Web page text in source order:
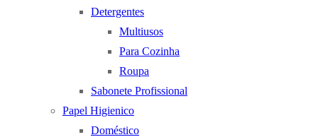
Detergentes
Multiusos
Para Cozinha
Roupa
Sabonete Profissional
Papel Higienico
Doméstico